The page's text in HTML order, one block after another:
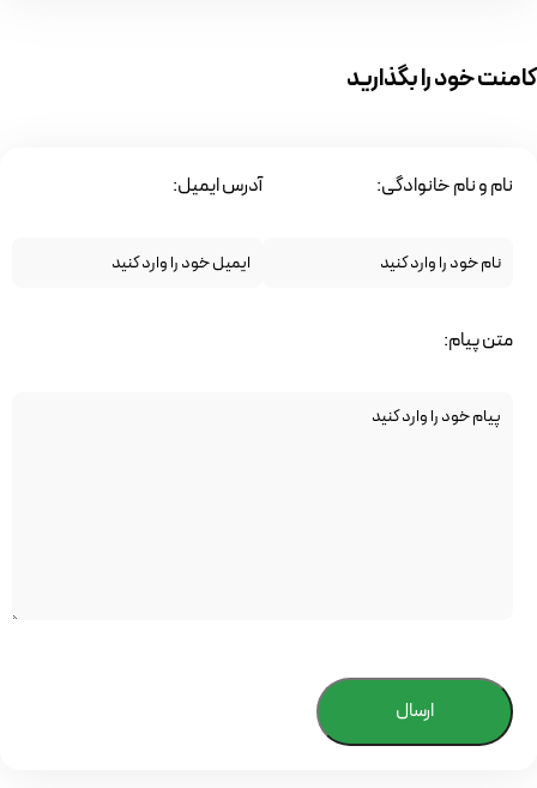
کامنت خود را بگذارید
نام و نام خانوادگی: آدرس ایمیل:
متن پیام:
ارسال